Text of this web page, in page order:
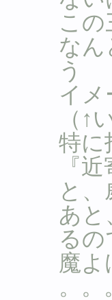
こ
なん
う
イ
（↑
特に
『
と
あと
るの
魔よ
。。